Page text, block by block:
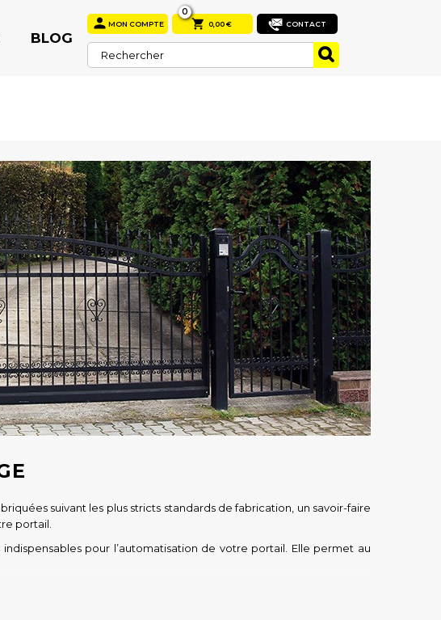
BLOG
MON COMPTE  0,00 €
0
CONTACT
suivant les plus stricts standards de fabrication, un savoir-faire
portail.
pour l’automatisation de votre portail. Elle permet au